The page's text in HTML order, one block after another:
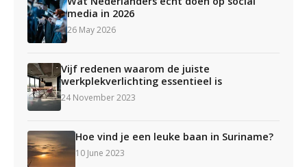
media in 2026
26 May 2026
Vijf redenen waarom de juiste
werkplekverlichting essentieel is
24 November 2023
Hoe vind je een leuke baan in Suriname?
10 June 2023